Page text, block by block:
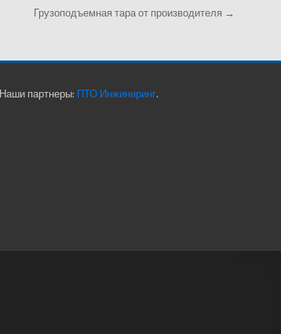
Грузоподъемная тара от производителя →
Наши партнеры: ПТО Инжиниринг.